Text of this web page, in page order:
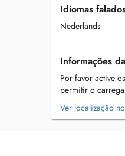
Idiomas
Nederlands
Informações
Por favor active
permitir o
Ver localização